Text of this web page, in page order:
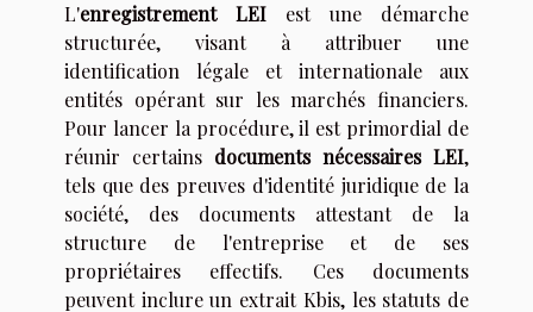
L'enregistrement LEI est une démarche
structurée, visant à attribuer une
identification légale et internationale aux
entités opérant sur les marchés financiers.
Pour lancer la procédure, il est primordial de
réunir certains documents nécessaires LEI,
tels que des preuves d'identité juridique de la
société, des documents attestant de la
structure de l'entreprise et de ses
propriétaires effectifs. Ces documents
peuvent inclure un extrait Kbis, les statuts de